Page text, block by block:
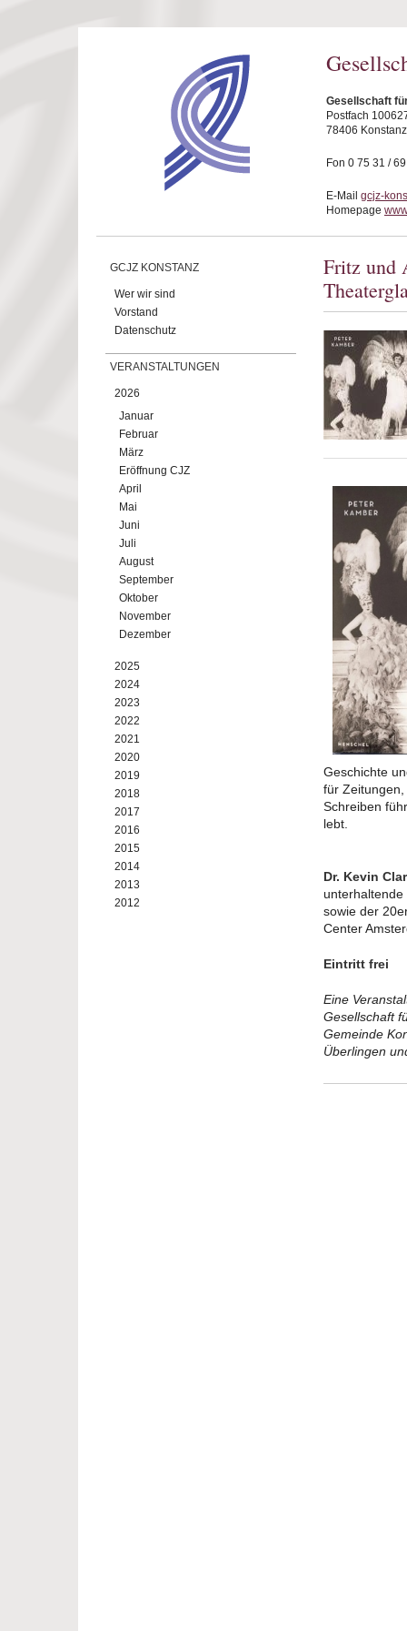
Gesellschaft
Postfach
78406 Konstanz
Fon 0 75 31 /
E-Mail gcjz-
Homepage
GCJZ KONSTANZ
Wer wir sind
Vorstand
Datenschutz
VERANSTALTUNGEN
2026
Januar
Februar
März
Eröffnung CJZ
April
Mai
Juni
Juli
August
September
Oktober
November
Dezember
2025
2024
2023
2022
2021
2020
2019
2018
2017
2016
2015
2014
2013
2012
Fritz und
Geschichte
für
Schreiben
lebt.
Dr. Kevin
sowie der
Center
Eintritt frei
Eine
Gesellschaft
Gemeinde
Überlingen